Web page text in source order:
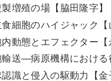
増殖の場【脇田隆字】
細胞のハイジャック【
動態とエフェクター【
送—病原機構における
識と侵入の駆動力【